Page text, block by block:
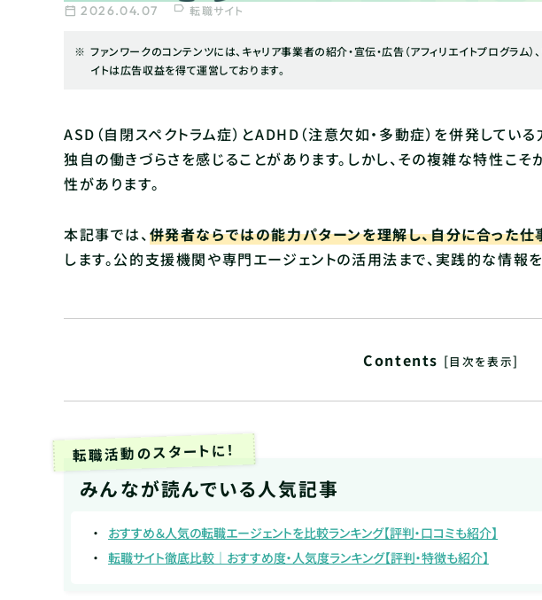
2026.04.07 転職サイト
ファンワークのコンテンツには、キャリア事業者の紹介・宣伝・広告（アフィリエイトプログラム
イトは広告収益を得て運営しております。
ASD（自閉スペクトラム症）とADHD（注意欠如・多動症）を併発してい
独自の働きづらさを感じることがあります。しかし、その複雑な特性こ
性があります。
本記事では、 併発者ならではの能力パターンを理解し、自分に合った
します。公的支援機関や専門エージェントの活用法まで、実践的な情報を
Contents [目次を表示]
転職活動のスタートに！
みんなが読んでいる人気記事
おすすめ＆人気の転職エージェントを比較ランキング【評判・口コミも紹介】
転職サイト徹底比較｜おすすめ度・人気度ランキング【評判・特徴も紹介】